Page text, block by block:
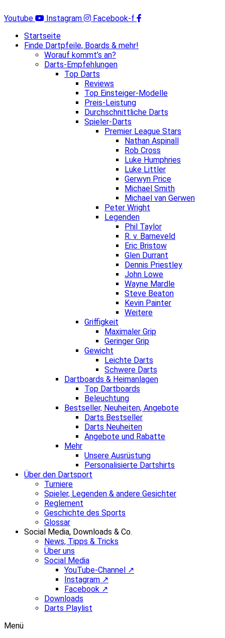
Inhalt
Youtube Instagram
Facebook-f
Startseite
Finde Dartpfeile, Boards & mehr!
Worauf kommt’s an?
Darts-Empfehlungen
Top Darts
Reviews
Top Einsteiger-Modelle
Preis-Leistung
Durchschnittliche Darts
Spieler-Darts
Premier League Stars
Nathan Aspinall
Rob Cross
Luke Humphries
Luke Littler
Gerwyn Price
Michael Smith
Michael van Gerwen
Peter Wright
Legenden
Phil Taylor
R. v. Barneveld
Eric Bristow
Glen Durrant
Dennis Priestley
John Lowe
Wayne Mardle
Steve Beaton
Kevin Painter
Weitere
Griffigkeit
Maximaler Grip
Geringer Grip
Gewicht
Leichte Darts
Schwere Darts
Dartboards & Heimanlagen
Top Dartboards
Beleuchtung
Bestseller, Neuheiten, Angebote
Darts Bestseller
Darts Neuheiten
Angebote und Rabatte
Mehr
Unsere Ausrüstung
Personalisierte Dartshirts
Über den Dartsport
Turniere
Spieler, Legenden & andere Gesichter
Reglement
Geschichte des Sports
Glossar
Social Media, Downloads & Co.
News, Tipps & Tricks
Über uns
Social Media
YouTube-Channel ↗
Instagram ↗
Facebook ↗
Downloads
Darts Playlist
Menü